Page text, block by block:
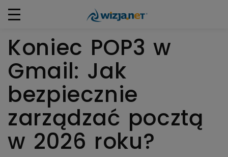
Koniec POP3 w
Gmail: Jak
bezpiecznie
zarządzać pocztą
w 2026 roku?